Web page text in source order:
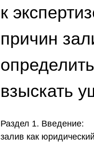
к
причин
взыскать
Раздел 1. Введение:
залив как юридический